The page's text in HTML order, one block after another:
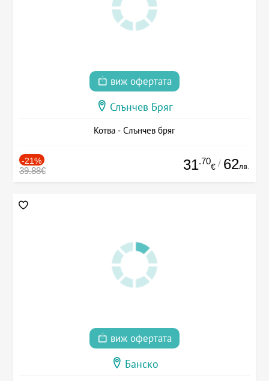
виж офертата
Слънчев Бряг
Котва - Слънчев бряг
-21%
39.88€ 31.70
€ / 62лв.
виж офертата
Банско